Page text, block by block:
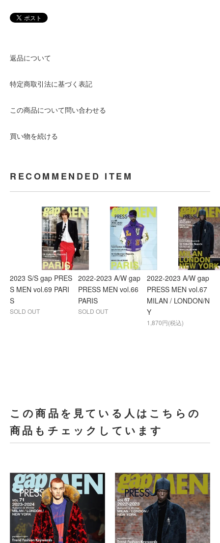
返品について
特定商取引法に基づく表記
この商品について問い合わせる
買い物を続ける
RECOMMENDED ITEM
2023 S/S gap PRES
S MEN vol.69 PARI
S
SOLD OUT
2022-2023 A/W gap
PRESS MEN vol.66
PARIS
SOLD OUT
2022-2023 A/W gap
PRESS MEN vol.67
MILAN / LONDON/N
Y
1,870円(税込)
この商品を見ている人はこちらの
商品もチェックしています